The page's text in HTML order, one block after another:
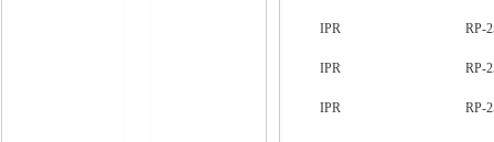
IPR RP-
IPR RP-
IPR RP-